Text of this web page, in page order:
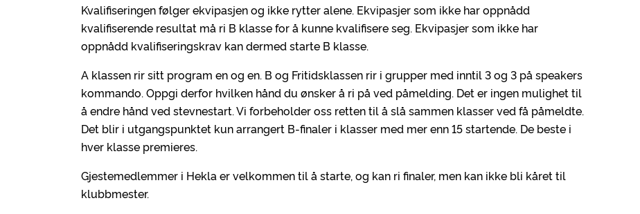
Kvalifiseringen følger ekvipasjen og ikke rytter alene. Ekvipasjer som ikke har oppnådd
kvalifiserende resultat må ri B klasse for å kunne kvalifisere seg. Ekvipasjer som ikke har
oppnådd kvalifiseringskrav kan dermed starte B klasse.
A klassen rir sitt program en og en. B og Fritidsklassen rir i grupper med inntil 3 og 3 på speakers
kommando. Oppgi derfor hvilken hånd du ønsker å ri på ved påmelding. Det er ingen mulighet til
å endre hånd ved stevnestart. Vi forbeholder oss retten til å slå sammen klasser ved få påmeldte.
Det blir i utgangspunktet kun arrangert B-finaler i klasser med mer enn 15 startende. De beste i
hver klasse premieres.
Gjestemedlemmer i Hekla er velkommen til å starte, og kan ri finaler, men kan ikke bli kåret til
klubbmester.